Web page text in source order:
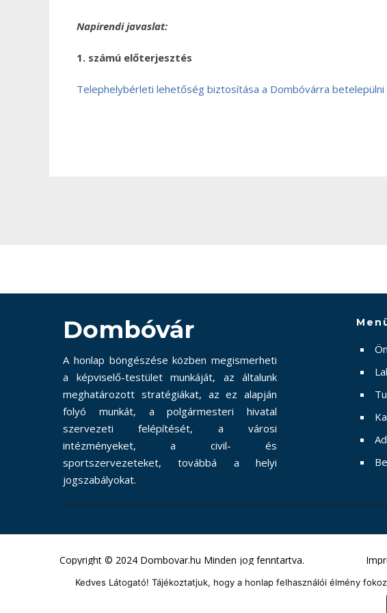
Napirendi javaslat:
1. számú előterjesztés
Telephelybérleti lehetőség biztosítása a Dombóvárra betelepülni
Dombóvár
A honlap böngészése közben megismerheti
a képviselő-testület munkáját, az általunk
meghatározott stratégiákat, az ez alapján
folyó munkát, a polgármesteri hivatal
szervezeti felépítését, a városi
intézményeket, a civil- és
sportszervezeteket, továbbá a helyi
jogszabályokat.
Copyright © 2024 Dombovar.hu Minden jog fenntartva.
Kedves Látogató! Tájékoztatjuk, hogy a honlap felhasználói élmény